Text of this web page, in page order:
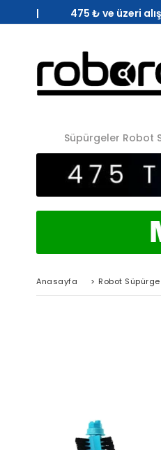
| 475 ₺ ve üzeri
Süpürgeler Robot
Anasayfa > Robot